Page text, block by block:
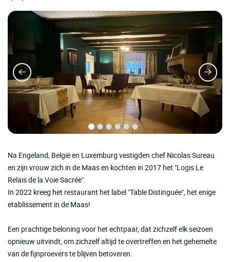
Na Engeland, België en Luxemburg vestigden chef Nicolas Sureau
en zijn vrouw zich in de Maas en kochten in 2017 het "Logis Le
Relais de la Voie Sacrée".
In 2022 kreeg het restaurant het label "Table Distinguée", het enige
etablissement in de Maas!
Een prachtige beloning voor het echtpaar, dat zichzelf elk seizoen
opnieuw uitvindt, om zichzelf altijd te overtreffen en het gehemelte
van de fijnproevers te blijven betoveren.